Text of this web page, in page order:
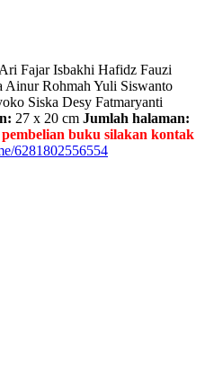
Fajar Isbakhi Hafidz Fauzi
Ainur Rohmah Yuli Siswanto
Siska Desy Fatmaryanti
27 x 20 cm Jumlah halaman:
buku silakan kontak
6281802556554